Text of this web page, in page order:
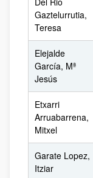
Gaztelurrutia,
Teresa
Elejalde
García, Mª
Jesús
Etxarri
Arruabarrena,
Mitxel
Garate Lopez,
Itziar